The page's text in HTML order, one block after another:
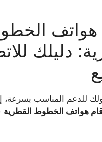
هواتف
دليلك
للدعم المناسب بسرعة،
هواتف الخطوط القطرية